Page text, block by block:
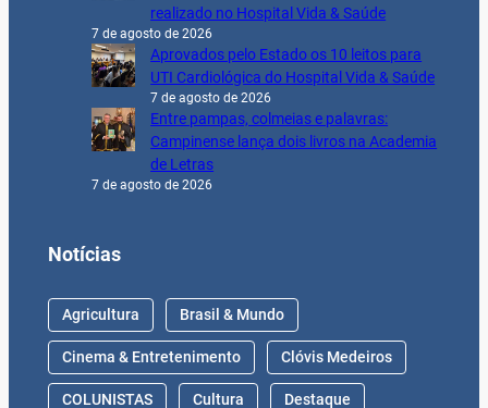
realizado no Hospital Vida & Saúde
7 de agosto de 2026
Aprovados pelo Estado os 10 leitos para
UTI Cardiológica do Hospital Vida & Saúde
7 de agosto de 2026
Entre pampas, colmeias e palavras:
Campinense lança dois livros na Academia
de Letras
7 de agosto de 2026
Notícias
Agricultura Brasil & Mundo
Cinema & Entretenimento Clóvis Medeiros
COLUNISTAS Cultura Destaque